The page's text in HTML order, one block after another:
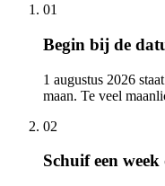
01
Begin bij de
1 augustus 2026
maan. Te veel
02
Schuif een week